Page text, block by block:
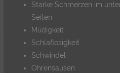
Starke Schmerzen im
Seiten
Müdigkeit
Schlaflosigkeit
Schwindel
Ohrensausen